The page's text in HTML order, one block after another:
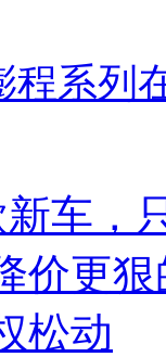
程系列
车，
价更
松动